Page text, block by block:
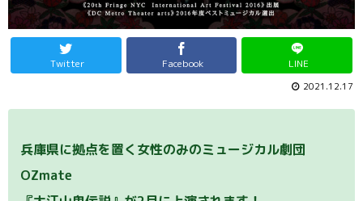
Twitter Facebook LINE
2021.12.17
兵庫県に拠点を置く女性のみのミュージカル劇団
OZmate